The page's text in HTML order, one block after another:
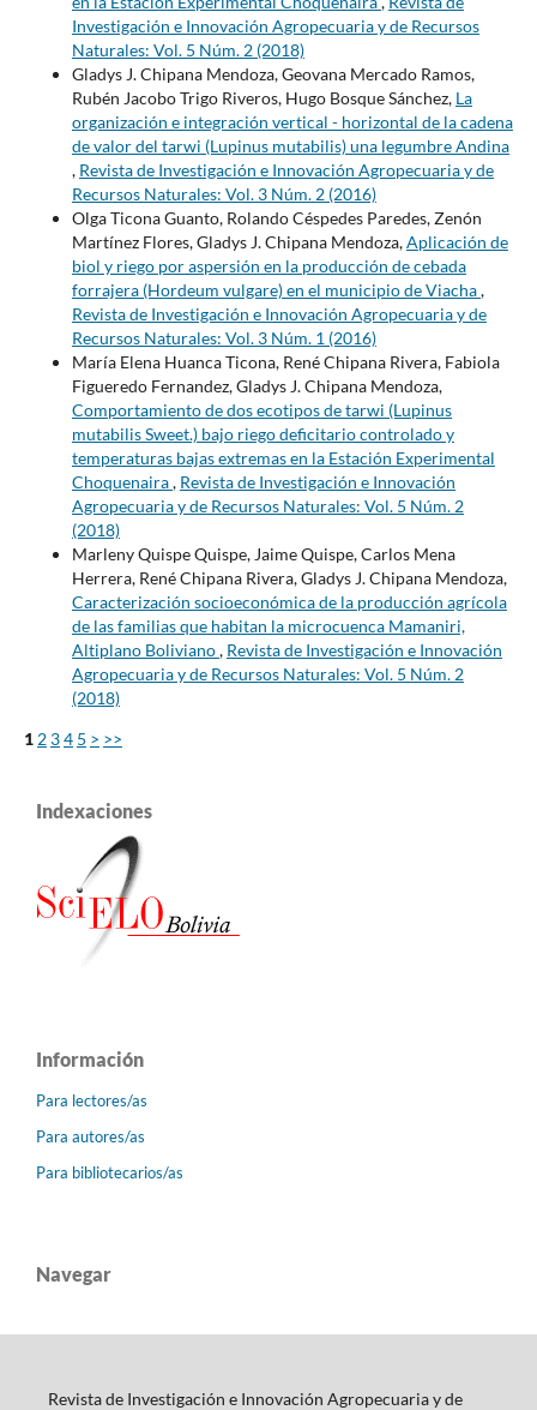
Investigación e Innovación Agropecuaria y de Recursos
Naturales: Vol. 5 Núm. 2 (2018)
Gladys J. Chipana Mendoza, Geovana Mercado Ramos,
Rubén Jacobo Trigo Riveros, Hugo Bosque Sánchez, La
organización e integración vertical - horizontal de la cadena
de valor del tarwi (Lupinus mutabilis) una legumbre Andina
, Revista de Investigación e Innovación Agropecuaria y de
Recursos Naturales: Vol. 3 Núm. 2 (2016)
Olga Ticona Guanto, Rolando Céspedes Paredes, Zenón
Martínez Flores, Gladys J. Chipana Mendoza,Aplicación de
biol y riego por aspersión en la producción de cebada
forrajera (Hordeum vulgare) en el municipio de Viacha,
Revista de Investigación e Innovación Agropecuaria y de
Recursos Naturales: Vol. 3 Núm. 1 (2016)
María Elena Huanca Ticona, René Chipana Rivera, Fabiola
Figueredo Fernandez, Gladys J. Chipana Mendoza,
Comportamiento de dos ecotipos de tarwi (Lupinus
mutabilis Sweet.) bajo riego deficitario controlado y
temperaturas bajas extremas en la Estación Experimental
Choquenaira, Revista de Investigación e Innovación
Agropecuaria y de Recursos Naturales: Vol. 5 Núm. 2
(2018)
Marleny Quispe Quispe, Jaime Quispe, Carlos Mena
Herrera, René Chipana Rivera, Gladys J. Chipana Mendoza,
Caracterización socioeconómica de la producción agrícola
de las familias que habitan la microcuenca Mamaniri,
Altiplano Boliviano, Revista de Investigación e Innovación
Agropecuaria y de Recursos Naturales: Vol. 5 Núm. 2
(2018)
1 2 34 5 > >>
Indexaciones
Información
Para lectores/as
Para autores/as
Para bibliotecarios/as
Navegar
Revista de Investigación e Innovación Agropecuaria y de